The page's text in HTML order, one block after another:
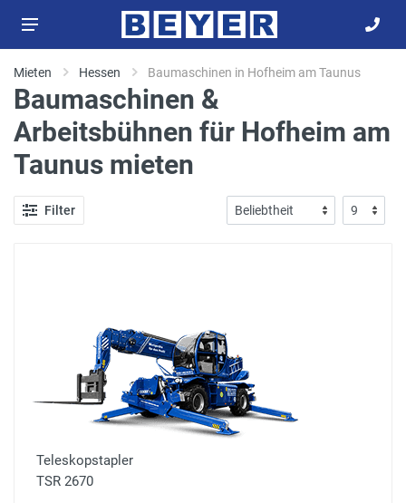
Mieten Hessen Baumaschinen in Hofheim am Taunus
Baumaschinen &
Arbeitsbühnen für Hofheim am
Taunus mieten
Filter
Teleskopstapler
TSR 2670